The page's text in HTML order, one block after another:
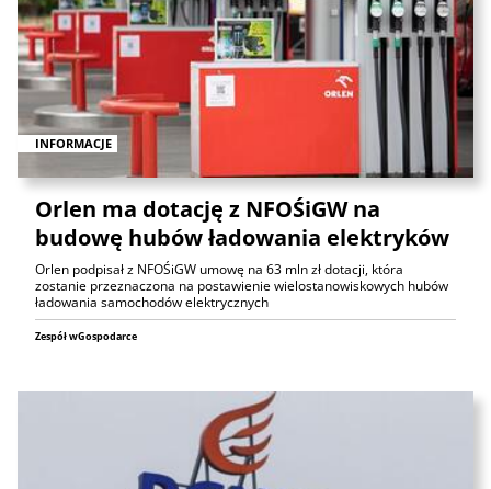
INFORMACJE
Orlen ma dotację z NFOŚiGW na
budowę hubów ładowania elektryków
Orlen podpisał z NFOŚiGW umowę na 63 mln zł dotacji, która
zostanie przeznaczona na postawienie wielostanowiskowych hubów
ładowania samochodów elektrycznych
Zespół wGospodarce